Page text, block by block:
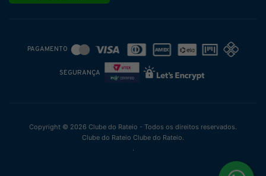
PAGAMENTO
SEGURANÇA
Copyright © 2026 Clube do Rateio - Todos os direitos reservados.
Clube do Rateio Clube do Rateio.
.